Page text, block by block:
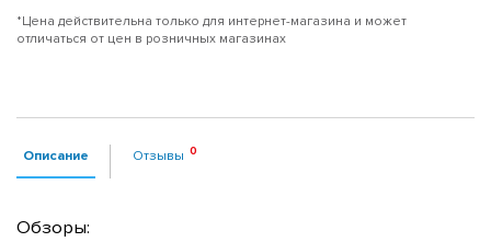
*Цена действительна только для интернет-магазина и может
отличаться от цен в розничных магазинах
Описание Отзывы
Обзоры: